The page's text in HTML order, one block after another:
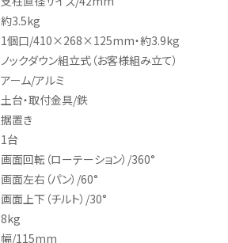
約3.5kg
1個口/410×268×125mm・約3.9kg
ノックダウン組立式（お客様組み立て）
アーム/アルミ
土台・取付金具/鉄
据置き
1台
画面回転（ローテーション）/360°
画面左右（パン）/60°
画面上下（チルト）/30°
8kg
幅/115mm